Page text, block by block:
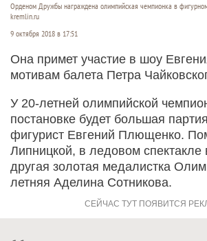
Орденом Дружбы награждена олимпийская чемпионка в
kremlin.ru
9 октября 2018 в 17:51
Она примет участие в шоу
мотивам балета Петра
У 20-летней олимпийской
постановке будет большая
фигурист Евгений Плющенко.
Липницкой, в ледовом спектакле
другая золотая медалистка
летняя Аделина Сотникова.